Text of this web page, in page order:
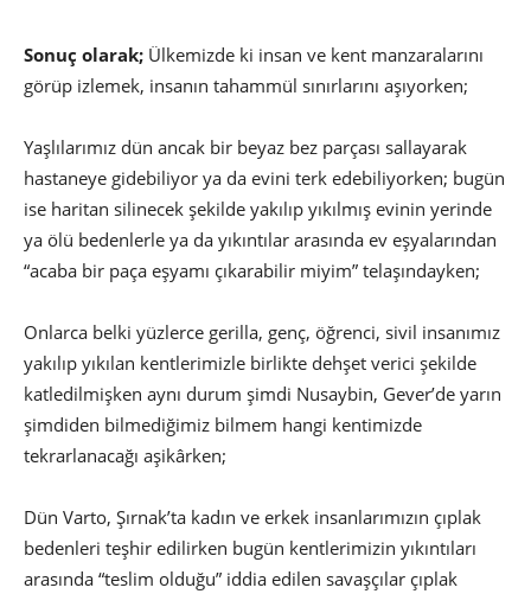
Sonuç olarak; Ülkemizde ki insan ve kent manzaralarını
görüp izlemek, insanın tahammül sınırlarını aşıyorken;
Yaşlılarımız dün ancak bir beyaz bez parçası sallayarak
hastaneye gidebiliyor ya da evini terk edebiliyorken; bugün
ise haritan silinecek şekilde yakılıp yıkılmış evinin yerinde
ya ölü bedenlerle ya da yıkıntılar arasında ev eşyalarından
“acaba bir paça eşyamı çıkarabilir miyim” telaşındayken;
Onlarca belki yüzlerce gerilla, genç, öğrenci, sivil insanımız
yakılıp yıkılan kentlerimizle birlikte dehşet verici şekilde
katledilmişken aynı durum şimdi Nusaybin, Gever’de yarın
şimdiden bilmediğimiz bilmem hangi kentimizde
tekrarlanacağı aşikârken;
Dün Varto, Şırnak’ta kadın ve erkek insanlarımızın çıplak
bedenleri teşhir edilirken bugün kentlerimizin yıkıntıları
arasında “teslim olduğu” iddia edilen savaşçılar çıplak